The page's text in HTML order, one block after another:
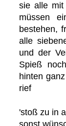
sie alle mit
müssen
bestehen,
alle
und der
Spieß
hinten
rief
'stoß zu in
sonst